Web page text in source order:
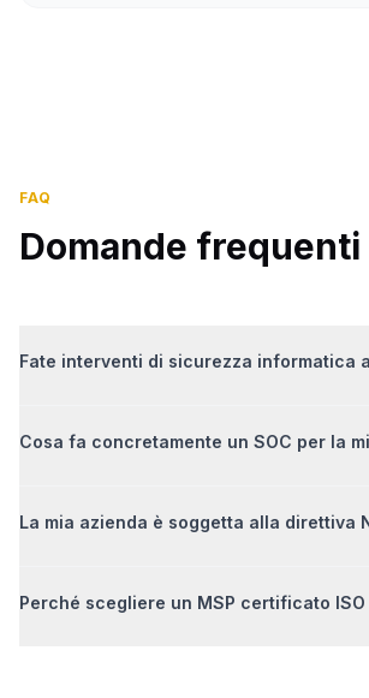
FAQ
Domande frequenti
Fate interventi di sicurezza informatica
Cosa fa concretamente un SOC per la
La mia azienda è soggetta alla direttiva
Perché scegliere un MSP certificato ISO